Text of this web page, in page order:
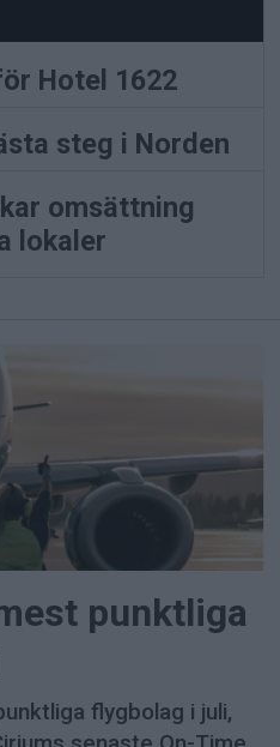
Hotel 1622
steg i Norden
omsättning
lokaler
punktliga
flygbolag i juli,